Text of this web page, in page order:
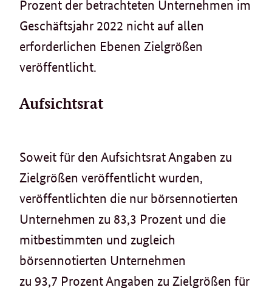
Prozent der betrachteten Unternehmen im
Geschäftsjahr 2022 nicht auf allen
erforderlichen Ebenen Zielgrößen
veröffentlicht.
Aufsichtsrat
Soweit für den Aufsichtsrat Angaben zu
Zielgrößen veröffentlicht wurden,
veröffentlichten die nur börsennotierten
Unternehmen zu 83,3 Prozent und die
mitbestimmten und zugleich
börsennotierten Unternehmen
zu 93,7 Prozent Angaben zu Zielgrößen für